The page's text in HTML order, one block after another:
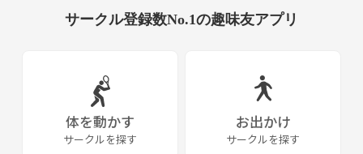
上手な方が苦手な方に教えたり、初心者同士が練習し合あえるような工
夫はします。
〇今後は上級者レベルに向けたプランも準備予定ですが、基本的に「子
供からお年寄りまで」楽しむことを目的とします。
勝ち負けにこだわったり、ストレスを感じる方はご遠慮ください。
サークル登録数No.1の趣味友アプリ
体を動かす
サークルを探す
お出かけ
サークルを探す